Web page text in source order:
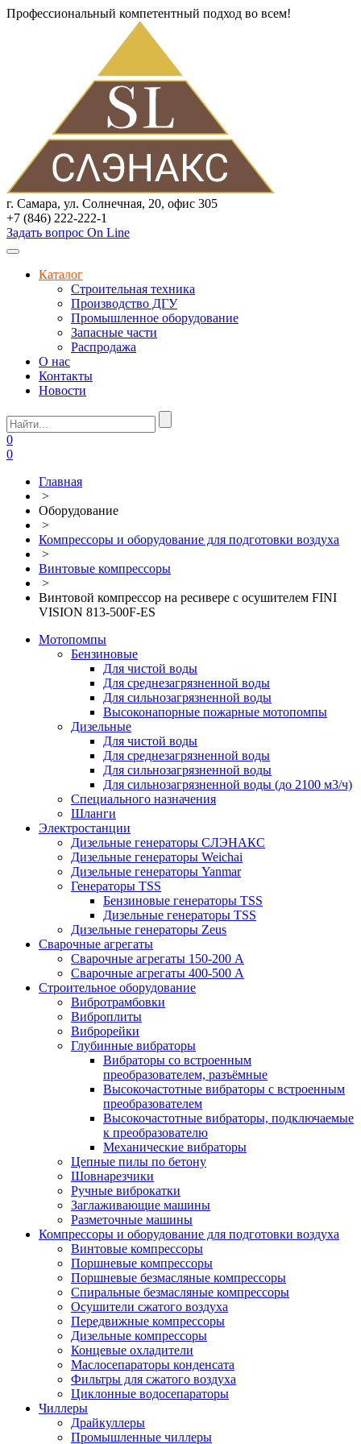
Профессиональный компетентный подход во всем!
г. Самара, ул. Солнечная, 20, офис 305
+7 (846) 222-222-1
Задать вопрос On Line
Каталог
Строительная техника
Производство ДГУ
Промышленное оборудование
Запасные части
Распродажа
О нас
Контакты
Новости
0
0
Главная
>
Оборудование
>
Компрессоры и оборудование для подготовки воздуха
>
Винтовые компрессоры
>
Винтовой компрессор на ресивере с осушителем FINI
VISION 813-500F-ES
Мотопомпы
Бензиновые
Для чистой воды
Для среднезагрязненной воды
Для сильнозагрязненной воды
Высоконапорные пожарные мотопомпы
Дизельные
Для чистой воды
Для среднезагрязненной воды
Для сильнозагрязненной воды
Для сильнозагрязненной воды (до 2100 м3/ч)
Специального назначения
Шланги
Электростанции
Дизельные генераторы СЛЭНАКС
Дизельные генераторы Weichai
Дизельные генераторы Yanmar
Генераторы TSS
Бензиновые генераторы TSS
Дизельные генераторы TSS
Дизельные генераторы Zeus
Сварочные агрегаты
Сварочные агрегаты 150-200 А
Сварочные агрегаты 400-500 А
Строительное оборудование
Вибротрамбовки
Виброплиты
Виброрейки
Глубинные вибраторы
Вибраторы со встроенным
преобразователем, разъёмные
Высокочастотные вибраторы с встроенным
преобразователем
Высокочастотные вибраторы, подключаемые
к преобразователю
Механические вибраторы
Цепные пилы по бетону
Шовнарезчики
Ручные виброкатки
Заглаживающие машины
Разметочные машины
Компрессоры и оборудование для подготовки воздуха
Винтовые компрессоры
Поршневые компрессоры
Поршневые безмасляные компрессоры
Спиральные безмасляные компрессоры
Осушители сжатого воздуха
Передвижные компрессоры
Дизельные компрессоры
Концевые охладители
Маслосепараторы конденсата
Фильтры для сжатого воздуха
Циклонные водосепараторы
Чиллеры
Драйкуллеры
Промышленные чиллеры